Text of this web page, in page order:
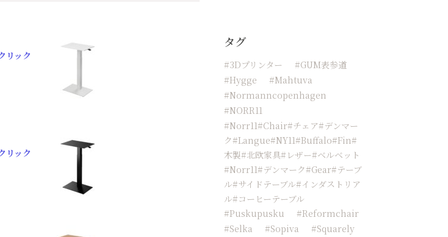
リック
リック
タグ
#3Dプリンター
#GUM表参道
#hygge
#Mahtuva
#normanncopenhagen
#NORR11
#Norr11#chair#チェア#デンマー
ク#langue#NY11#buffalo#fin#
木製#北欧家具#レザー#ベルベット
#norr11#デンマーク#Gear#テーブ
ル#サイドテーブル#インダストリア
ル#コーヒーテーブル
#Puskupusku
#reformchair
#Selka
#sopiva
#squarely